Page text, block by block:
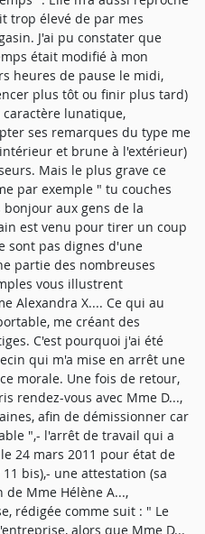
trop élevé de par mes
J'ai pu constater que
était modifié à mon
heures de pause le midi,
plus tôt ou finir plus tard)
lunatique,
ses remarques du type me
et brune à l'extérieur)
Mais le plus grave ce
par exemple " tu couches
aux gens de la
est venu pour tirer un coup
sont pas dignes d'une
partie des nombreuses
vous illustrent
Alexandra X.... Ce qui au
me créant des
C'est pourquoi j'ai été
qui m'a mise en arrêt une
morale. Une fois de retour,
rendez-vous avec Mme D...,
afin de démissionner car
",- l'arrêt de travail qui a
24 mars 2011 pour état de
bis),- une attestation (sa
de Mme Hélène A...,
rédigée comme suit : " Le
alors que Mme D...